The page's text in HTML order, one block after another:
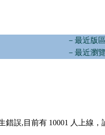
－最近版
－最近瀏
錯誤,目前有 10001 人上線